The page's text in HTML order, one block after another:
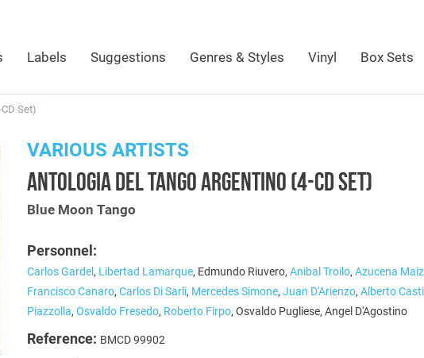
Labels Suggestions Genres & Styles Vinyl Box Sets
Set)
VARIOUS ARTISTS
ANTOLOGIA DEL TANGO ARGENTINO (4-CD SET)
Blue Moon Tango
Personnel:
Carlos Gardel , Libertad Lamarque, Edmundo Riuvero,Anibal Troilo,Azucena
Francisco Canaro,Carlos Di Sarli, Mercedes Simone,Juan D'Arienzo,Alberto
Piazzolla,Osvaldo Fresedo, Roberto Firpo, Osvaldo Pugliese, Angel D'Agostino
Reference: BMCD 99902